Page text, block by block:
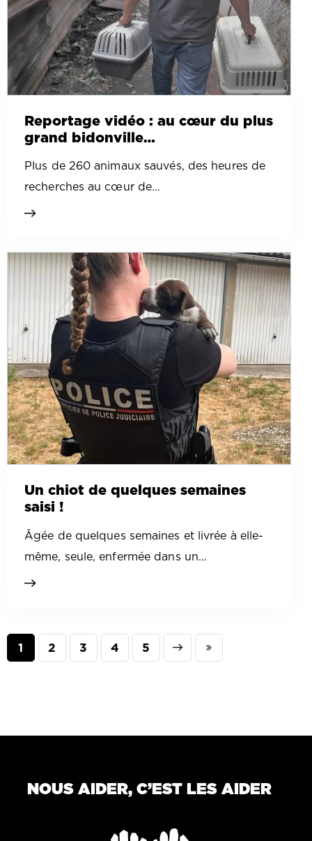
Reportage vidéo : au cœur du plus
grand bidonville…
Plus de 260 animaux sauvés, des heures de
recherches au cœur de…
Un chiot de quelques semaines
saisi !
Âgée de quelques semaines et livrée à elle-
même, seule, enfermée dans un…
1 2 3 4 5
Next Last
NOUS AIDER, C’EST LES AIDER